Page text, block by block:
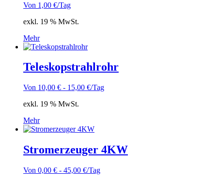
Von 1,00 €/Tag
exkl. 19 % MwSt.
Mehr
Teleskopstrahlrohr
Von 10,00 € - 15,00 €/Tag
exkl. 19 % MwSt.
Mehr
Stromerzeuger 4KW
Von 0,00 € - 45,00 €/Tag